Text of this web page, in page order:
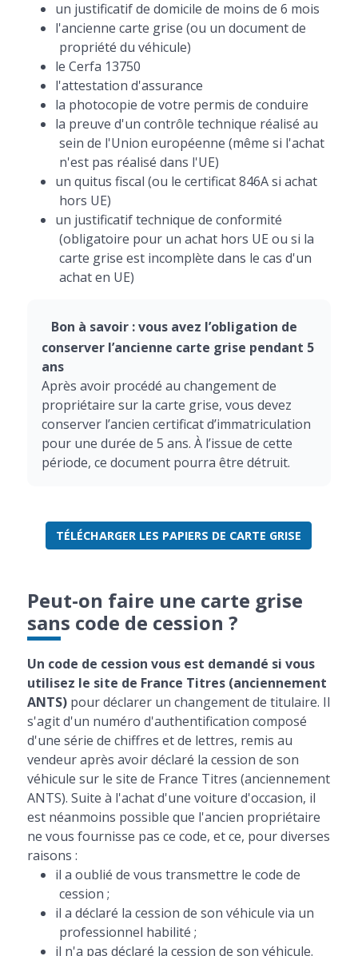
un justificatif de domicile de moins de 6 mois
l'ancienne carte grise (ou un document de
propriété du véhicule)
le Cerfa 13750
l'attestation d'assurance
la photocopie de votre permis de conduire
la preuve d'un contrôle technique réalisé au
sein de l'Union européenne (même si l'achat
n'est pas réalisé dans l'UE)
un quitus fiscal (ou le certificat 846A si achat
hors UE)
un justificatif technique de conformité
(obligatoire pour un achat hors UE ou si la
carte grise est incomplète dans le cas d'un
achat en UE)
Bon à savoir : vous avez l’obligation de
conserver l’ancienne carte grise pendant 5
ans
Après avoir procédé au changement de
propriétaire sur la carte grise, vous devez
conserver l’ancien certificat d’immatriculation
pour une durée de 5 ans. À l’issue de cette
période, ce document pourra être détruit.
TÉLÉCHARGER LES PAPIERS DE CARTE GRISE
Peut-on faire une carte grise
sans code de cession ?
Un code de cession vous est demandé si vous
utilisez le site de France Titres (anciennement
ANTS)pour déclarer un changement de titulaire. Il
s'agit d'un numéro d'authentification composé
d'une série de chiffres et de lettres, remis au
vendeur après avoir déclaré la cession de son
véhicule sur le site de France Titres (anciennement
ANTS). Suite à l'achat d'une voiture d'occasion, il
est néanmoins possible que l'ancien propriétaire
ne vous fournisse pas ce code, et ce, pour diverses
raisons :
il a oublié de vous transmettre le code de
cession ;
il a déclaré la cession de son véhicule via un
professionnel habilité ;
il n'a pas déclaré la cession de son véhicule.